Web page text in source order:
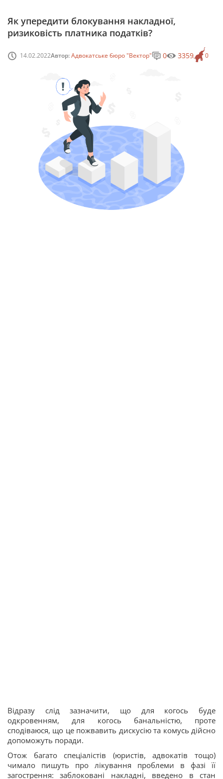
Як упередити блокування накладної,
ризиковість платника податків?
14.02.2022Автор:Адвокатське бюро "Вектор" 0
0 3359
Відразу слід зазначити, що для когось буде
одкровенням, для когось банальністю, проте
сподіваюся, що це пожвавить дискусію та комусь дійсно
допоможуть поради.
Отож багато спеціалістів (юристів, адвокатів тощо)
чимало пишуть про лікування проблеми в фазі її
загострення: заблоковані накладні, введено в стан